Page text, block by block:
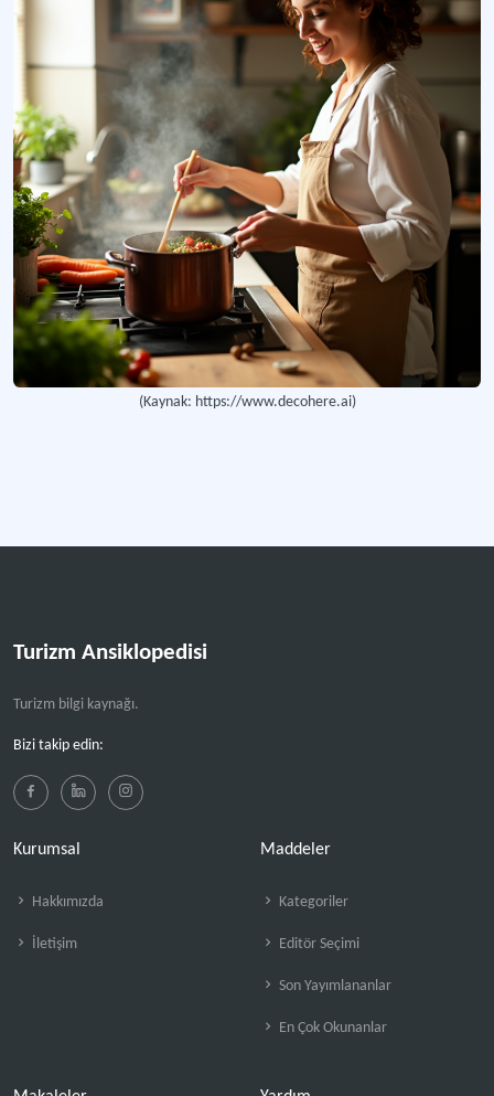
Derin Yağda Kızartma
Derin yağda kızartma, mutfakta kullanılan kuru ısıda yapılan temel pişirme
Grilling
Kuru ısıda pişirme yöntemini ifade eden kavram.
Kısık Ateşte Pişirme
Küçük boyutta doğranan yiyeceklerin önce sauteing (sote) edilip ardından
Mutfak Birimleri
Yemek için ham malzemenin alınmasından yemeğin müşteri önüne
Pişir ve Soğut Sistemi
Gıdanın hazırlanması, pişirilmesi, paketlenmesi, hızla soğutulması,
(Kaynak: https://www.decohere.ai)
Turizm Ansiklopedisi
Turizm bilgi kaynağı.
Bizi takip edin:
Kurumsal
Hakkımızda
İletişim
Maddeler
Kategoriler
Editör Seçimi
Son Yayımlananlar
En Çok Okunanlar